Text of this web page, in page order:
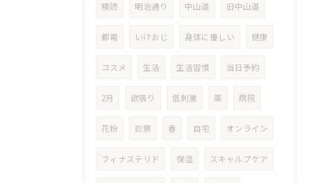
積読 明治通り 中山道 旧中山道
都電 いけおじ 身体に優しい 健康
コスメ 生活 生活習慣 当日予約
2月 欲張り 低刺激 薬 病院
花粉 診察 春 自宅 オンライン
フィナステリド 保湿 スキャルプケア